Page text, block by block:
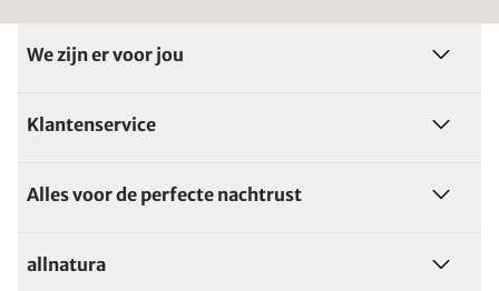
We zijn er voor jou
Klantenservice
Alles voor de perfecte nachtrust
allnatura